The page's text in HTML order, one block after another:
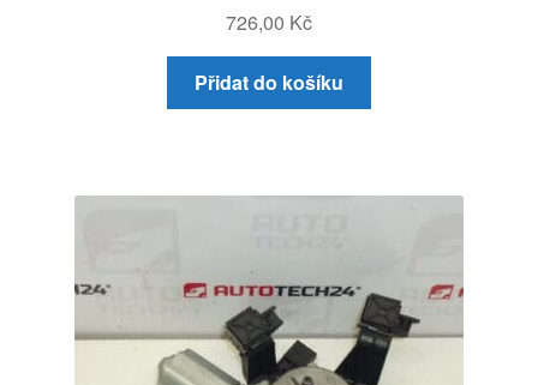
726,00 Kč
Přidat do košíku